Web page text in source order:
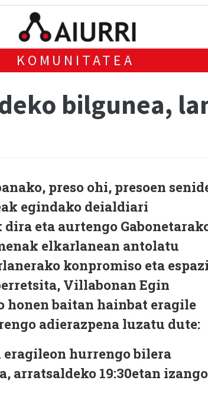
KOMUNITATEA
bilgunea,
preso ohi, presoen
egindako deialdiari
eta aurtengo
elkarlanean antolatu
konpromiso eta
Villabonan Egin
honen baitan hainbat eragile
adierazpena luzatu dute:
hurrengo bilera
arratsaldeko 19:30etan izango